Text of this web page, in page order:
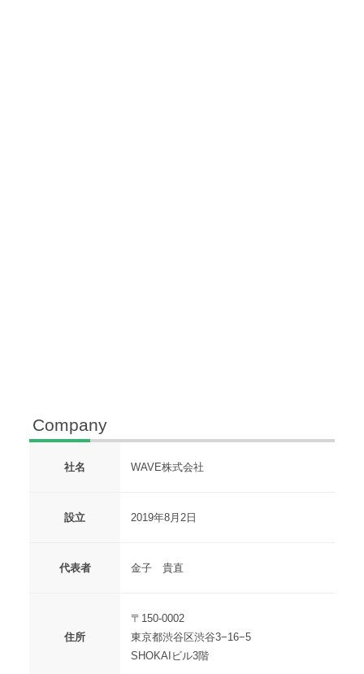
Company
社名 WAVE株式会社
設立 2019年8月2日
代表者 金子 貴直
住所
〒150-0002
東京都渋谷区渋谷3−16−5
SHOKAIビル3階